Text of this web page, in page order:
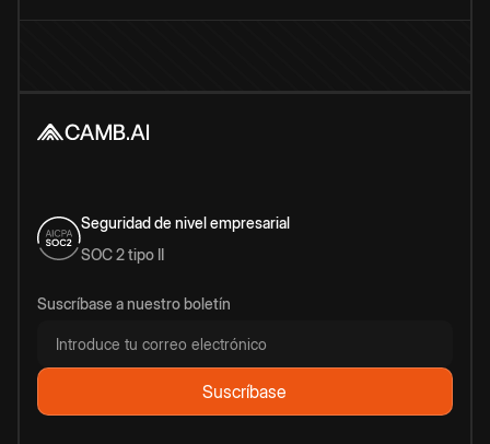
Seguridad de nivel empresarial
SOC 2 tipo II
Suscríbase a nuestro boletín